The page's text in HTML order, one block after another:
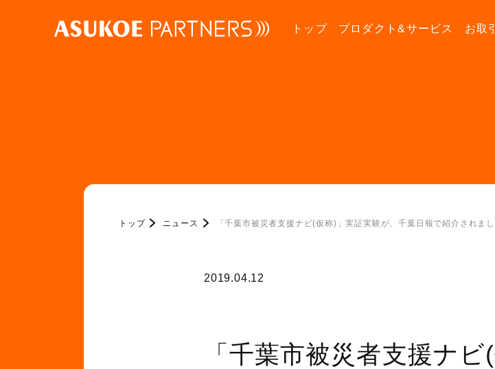
トップ プロダクト&サービス お取
トップ ニュース 「千葉市被災者支援ナビ(仮称)」実証実験が、千葉日報で紹介されま
2019.04.12
「千葉市被災者支援ナ